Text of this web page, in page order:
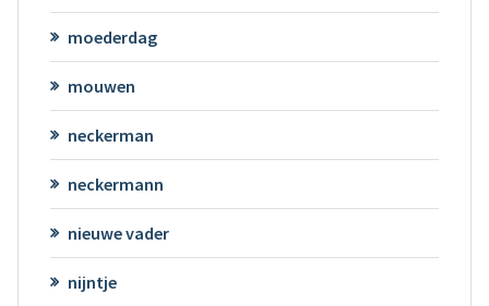
moederdag
mouwen
neckerman
neckermann
nieuwe vader
nijntje